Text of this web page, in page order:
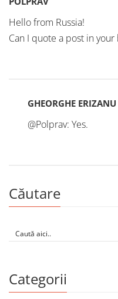
Hello from Russia!
Can I quote a post in
GHEORGHE ERIZANU
@Polprav: Yes.
Căutare
Categorii